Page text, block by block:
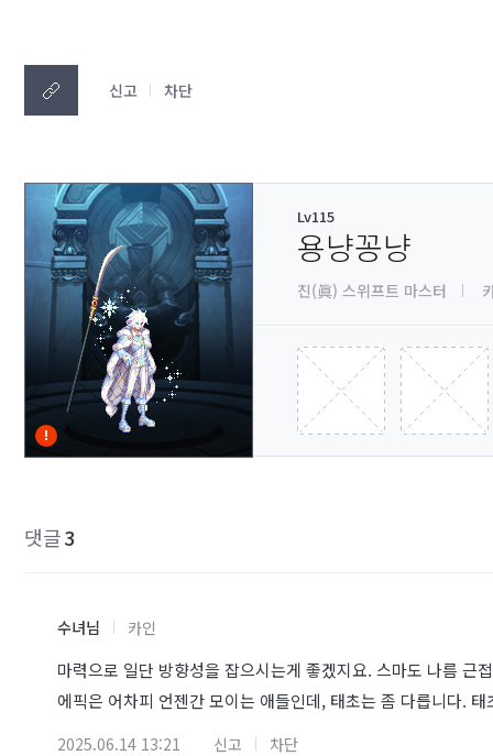
신고 차단
Lv115
용냥꽁냥
진(眞) 스위프트 마스터
댓글3
수녀님 카인
마력으로 일단 방향성을 잡으시는게 좋겠지요. 스마도 나름 근
에픽은 어차피 언젠간 모이는 애들인데, 태초는 좀 다릅니다.
2025.06.14 13:21 신고 차단